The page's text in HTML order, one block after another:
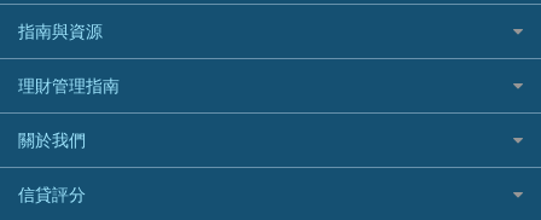
WeLend 貸款
自駕遊比較
相機有得保
專為孕婦設計的最佳旅遊保險
最佳滑雪旅遊保險
最適合BB的旅遊保險
HSBC滙豐銀行
MSIG 三井住友
Prudential 保誠
QBE 昆士蘭
WeBull微牛證券
漲樂全球通｜華泰國際
OSL
漲樂全球通好唔好？
IB盈透證券好唔好？
盈立證券 uSMART 好唔好？
Stashaway好唔好？
什麼是ETF？
香港30大高息股排行
黃金ETF懶人包
最值得注意的比特幣ETF
選股策略：五步調查攻略
尊尚銀行戶口
Citi Plus
中信銀行inMotion
Airwallex銀行
定期存款
港元定存
人民幣定存
美元定存
英鎊定存
澳元定存
指南與資源
理財資訊
識慳識賺
債務管理
投資理財
理財管理指南
常用相關詞彙
MoneyHero電子報
所有合作銀行或機構
關於我們
服務承諾
信貸評分